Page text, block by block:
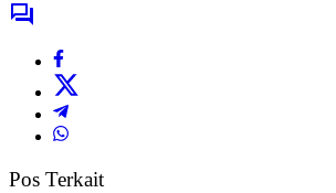
Pos Terkait